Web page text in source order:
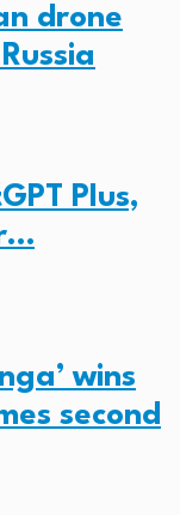
drone
Plus,
wins
second